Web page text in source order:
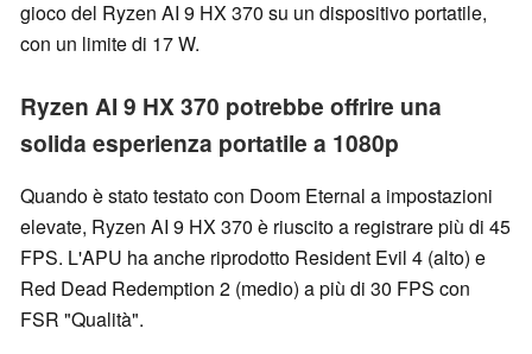
gioco del Ryzen AI 9 HX 370 su un dispositivo portatile,
con un limite di 17 W.
Ryzen AI 9 HX 370 potrebbe offrire una
solida esperienza portatile a 1080p
Quando è stato testato con Doom Eternal a impostazioni
elevate, Ryzen AI 9 HX 370 è riuscito a registrare più di 45
FPS. L'APU ha anche riprodotto Resident Evil 4 (alto) e
Red Dead Redemption 2 (medio) a più di 30 FPS con
FSR "Qualità".